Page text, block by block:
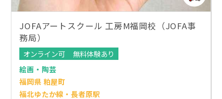
JOFAアートスクール 工房M福岡校（JOFA事
務局）
オンライン可
無料体験あり
絵画・陶芸
福岡県 粕屋町
福北ゆたか線・長者原駅